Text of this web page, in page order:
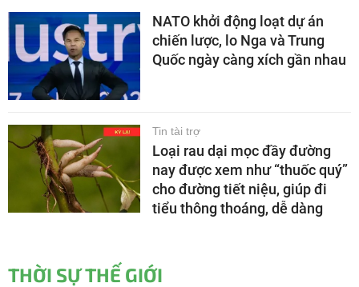
NATO khởi động loạt dự án
chiến lược, lo Nga và Trung
Quốc ngày càng xích gần nhau
Tin tài trợ
Loại rau dại mọc đầy đường
nay được xem như “thuốc quý”
cho đường tiết niệu, giúp đi
tiểu thông thoáng, dễ dàng
THỜI SỰ THẾ GIỚI